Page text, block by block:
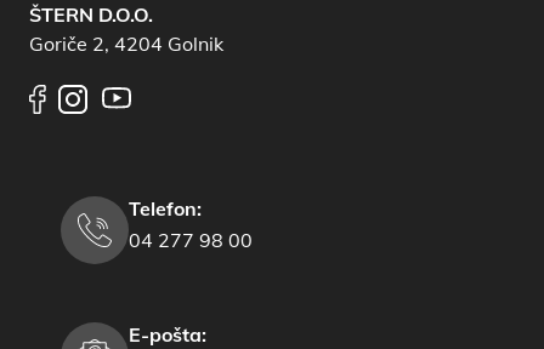
ŠTERN D.O.O.
Goriče 2, 4204 Golnik
Telefon:
04 277 98 00
E-pošta: